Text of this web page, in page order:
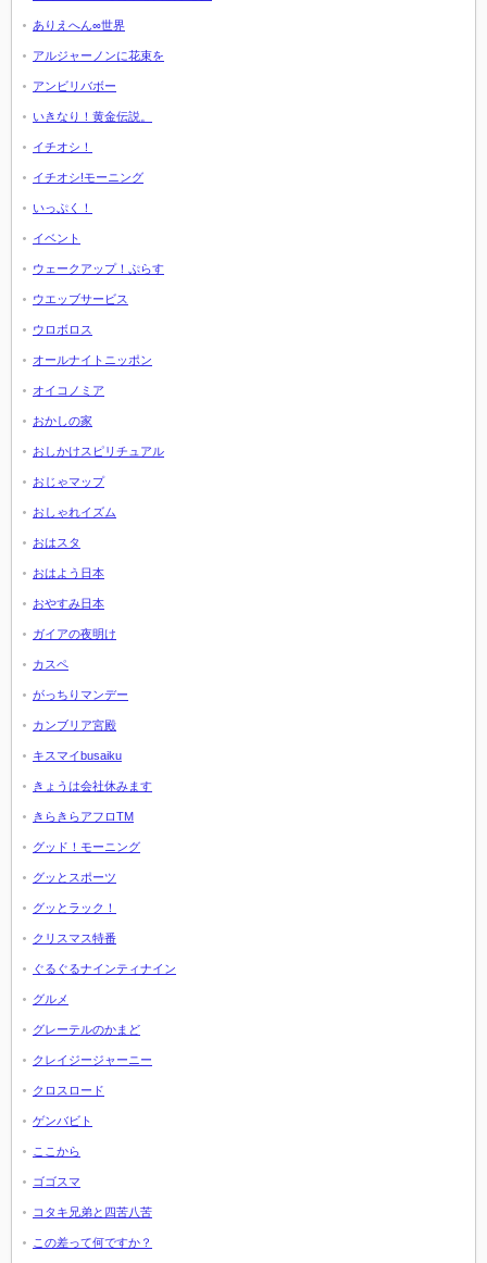
ありえへん∞世界
アルジャーノンに花束を
アンビリバボー
いきなり！黄金伝説。
イチオシ！
イチオシ!モーニング
いっぷく！
イベント
ウェークアップ！ぷらす
ウエッブサービス
ウロボロス
オールナイトニッポン
オイコノミア
おかしの家
おしかけスピリチュアル
おじゃマップ
おしゃれイズム
おはスタ
おはよう日本
おやすみ日本
ガイアの夜明け
カスペ
がっちりマンデー
カンブリア宮殿
キスマイbusaiku
きょうは会社休みます
きらきらアフロTM
グッド！モーニング
グッとスポーツ
グッとラック！
クリスマス特番
ぐるぐるナインティナイン
グルメ
グレーテルのかまど
クレイジージャーニー
クロスロード
ゲンバビト
ここから
ゴゴスマ
コタキ兄弟と四苦八苦
この差って何ですか？